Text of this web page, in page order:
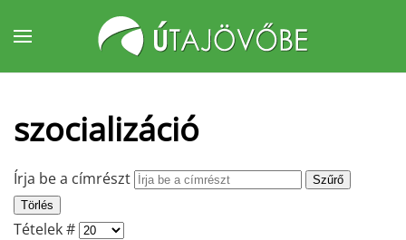
Fő tartalom átugrása
szocializáció
Írja be a címrészt
Szűrő
Törlés
Tételek #